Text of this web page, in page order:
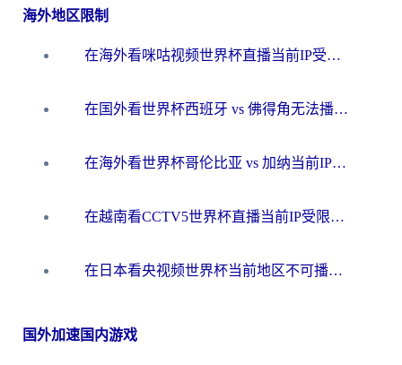
海外地区限制
在海外看咪咕视频世界杯直播当前IP受限制？这篇指南帮你搞定所有体育赛事观看难题
在国外看世界杯西班牙 vs 佛得角无法播放？这篇指南帮你解锁所有中文体育直播
在海外看世界杯哥伦比亚 vs 加纳当前IP受限制？这篇指南帮你流畅看中文解说赛事
在越南看CCTV5世界杯直播当前IP受限制？海外党体育观赛终极指南来了
在日本看央视频世界杯当前地区不可播放？海外党体育观赛终极指南
国外加速国内游戏